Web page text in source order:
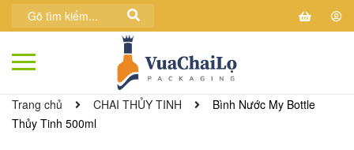
Trang chủ CHAI THỦY TINH
Bình Nước My Bottle
Thủy Tinh 500ml